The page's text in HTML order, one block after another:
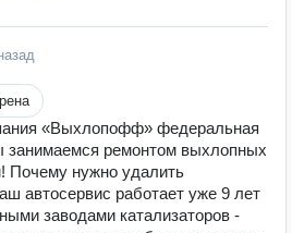
«Выхлопофф» федеральная
занимаемся ремонтом выхлопных
Почему нужно удалить
автосервис работает уже 9 лет
заводами катализаторов -